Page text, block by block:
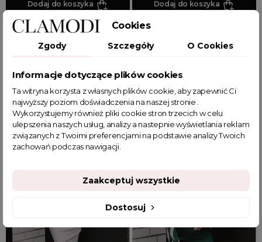
Dodaj do koszyka
JEDEN ROZMIAR
błękitny
229,99 zł
Dodaj do koszyka
Mine czarny
169,99 zł
Cookies
Zgody Szczegóły O Cookies
Informacje dotyczące plików cookies
Ta witryna korzysta z własnych plików cookie, aby zapewnić Ci
najwyższy poziom doświadczenia na naszej stronie .
Wykorzystujemy również pliki cookie stron trzecich w celu
ulepszenia naszych usług, analizy a nastepnie wyświetlania reklam
związanych z Twoimi preferencjami na podstawie analizy Twoich
zachowań podczas nawigacji.
Dostosuj
Zaakceptuj wszystkie